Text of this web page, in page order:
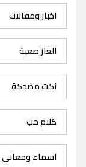
اخبار ومقالات
الغاز صعبة
نكت مضحكة
كلام حب
اسماء ومعاني